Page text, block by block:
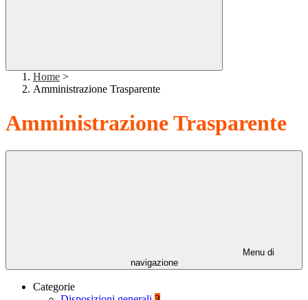
Home >
Amministrazione Trasparente
Amministrazione Trasparente
Menu di
navigazione
Categorie